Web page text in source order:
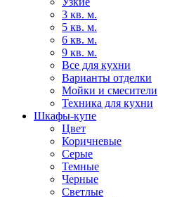
3 кв. м.
5 кв. м.
6 кв. м.
9 кв. м.
Все для кухни
Варианты отделки
Мойки и смесители
Техника для кухни
Шкафы-купе
Цвет
Коричневые
Серые
Темные
Черные
Светлые